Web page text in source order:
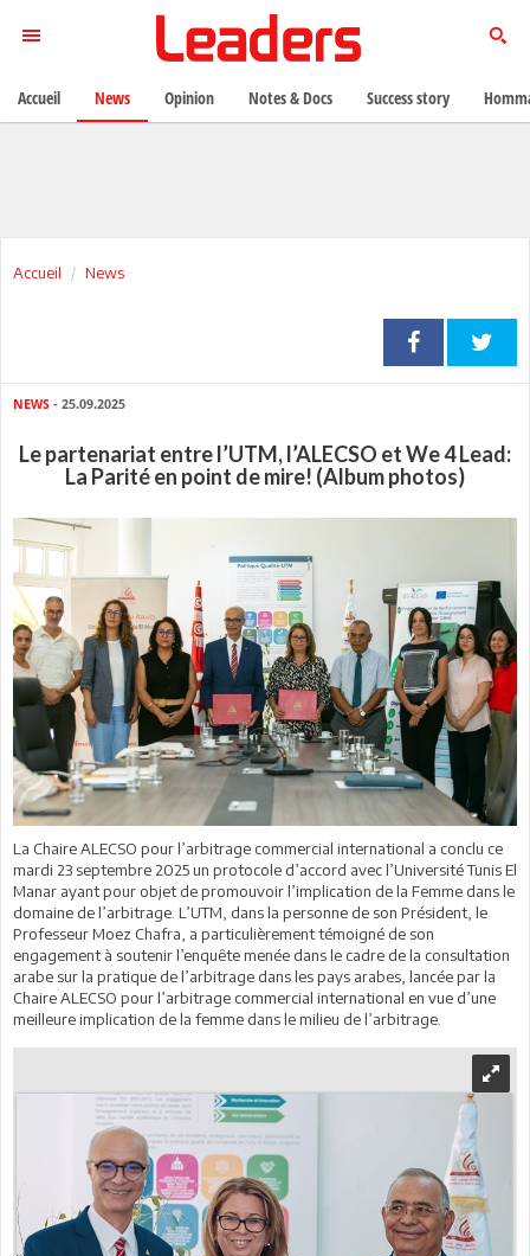
Accueil News
NEWS - 25.09.2025
Le partenariat entre l’UTM, l’ALECSO et We 4 Lead:
La Parité en point de mire! (Album photos)
La Chaire ALECSO pour l’arbitrage commercial international a conclu ce
mardi 23 septembre 2025 un protocole d’accord avec l’Université Tunis El
Manar ayant pour objet de promouvoir l’implication de la Femme dans le
domaine de l’arbitrage. L’UTM, dans la personne de son Président, le
Professeur Moez Chafra, a particulièrement témoigné de son
engagement à soutenir l’enquête menée dans le cadre de la consultation
arabe sur la pratique de l’arbitrage dans les pays arabes, lancée par la
Chaire ALECSO pour l’arbitrage commercial international en vue d’une
meilleure implication de la femme dans le milieu de l’arbitrage.
Accueil News Opinion Notes & Docs Success story